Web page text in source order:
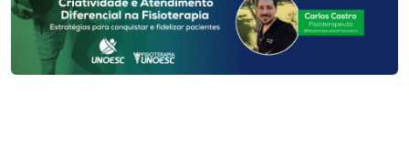
Rádio
Museu